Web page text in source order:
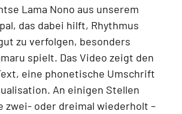
Lama Nono aus unserem
, das dabei hilft, Rhythmus
zu verfolgen, besonders
spielt. Das Video zeigt den
eine phonetische Umschrift
. An einigen Stellen
zwei- oder dreimal wiederholt –